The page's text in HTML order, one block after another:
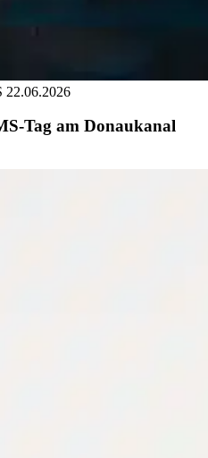
22.06.2026
Tag am Donaukanal